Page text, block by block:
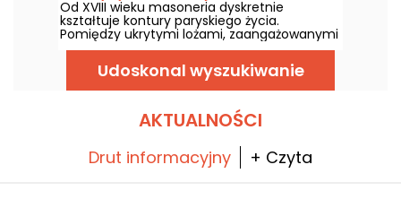
zostało?
dziedzictwem
Od XVIII wieku masoneria dyskretnie
kształtuje kontury paryskiego życia.
Pomiędzy ukrytymi lożami, zaangażowanymi
osobowościami i symbolami wyrytymi na
fasadach, Paryż jest masońską stolicą.
Podążaj śladami masonów, aby czytać
między kamieniami i odkrywać ten
Udoskonal wyszukiwanie
AKTUALNOŚCI
Drut informacyjny + Czyta